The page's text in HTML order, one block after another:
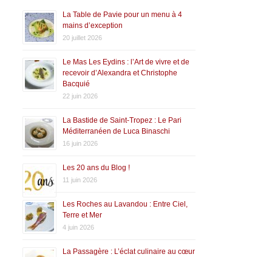
La Table de Pavie pour un menu à 4
mains d’exception
20 juillet 2026
Le Mas Les Eydins : l’Art de vivre et de
recevoir d’Alexandra et Christophe
Bacquié
22 juin 2026
La Bastide de Saint-Tropez : Le Pari
Méditerranéen de Luca Binaschi
16 juin 2026
Les 20 ans du Blog !
11 juin 2026
Les Roches au Lavandou : Entre Ciel,
Terre et Mer
4 juin 2026
La Passagère : L’éclat culinaire au cœur